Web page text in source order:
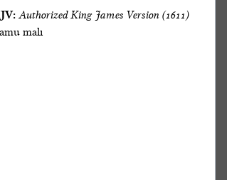
Authorized King James Version (1611)
malı